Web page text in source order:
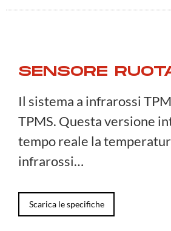
SENSORE
Il sistema a infrarossi
TPMS. Questa versione
tempo reale la
infrarossi…
Scarica le specifiche